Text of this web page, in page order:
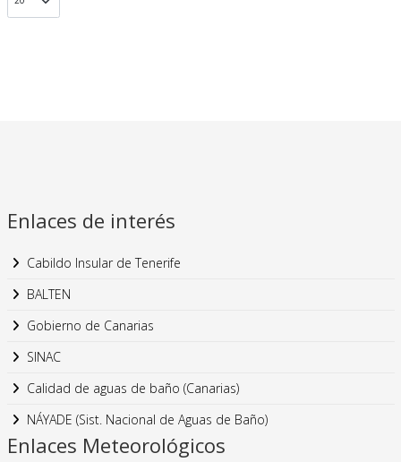
Enlaces de interés
Cabildo Insular de Tenerife
BALTEN
Gobierno de Canarias
SINAC
Calidad de aguas de baño (Canarias)
NÁYADE (Sist. Nacional de Aguas de Baño)
Enlaces Meteorológicos